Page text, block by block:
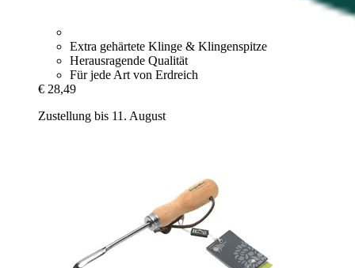
Extra gehärtete Klinge & Klingenspitze
Herausragende Qualität
Für jede Art von Erdreich
€ 28,49
Zustellung bis 11. August